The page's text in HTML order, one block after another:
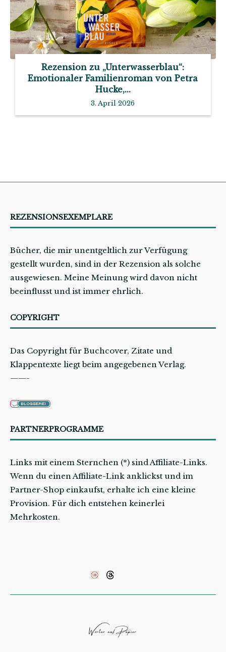
Rezension zu „Unterwasserblau“:
Emotionaler Familienroman von Petra
Hucke,...
3. April 2026
REZENSIONSEXEMPLARE
Bücher, die mir unentgeltlich zur Verfügung
gestellt wurden, sind in der Rezension als solche
ausgewiesen. Meine Meinung wird davon nicht
beeinflusst und ist immer ehrlich.
COPYRIGHT
Das Copyright für Buchcover, Zitate und
Klappentexte liegt beim angegebenen Verlag.
——-
PARTNERPROGRAMME
Links mit einem Sternchen (*) sind Affiliate-Links.
Wenn du einen Affiliate-Link anklickst und im
Partner-Shop einkaufst, erhalte ich eine kleine
Provision. Für dich entstehen keinerlei
Mehrkosten.